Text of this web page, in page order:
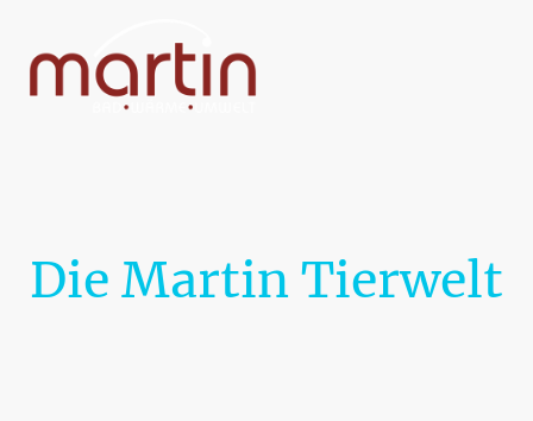
Die Martin Tierwelt